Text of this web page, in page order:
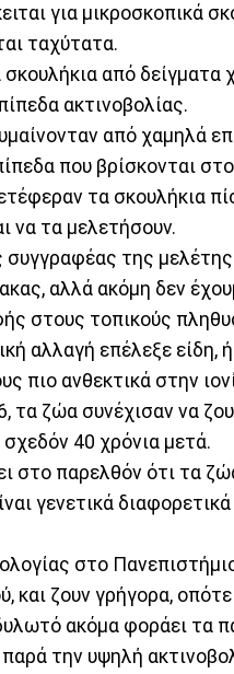
για μικροσκοπικά
ταχύτατα.
από
ακτινοβολίας.
από χαμηλά
που βρίσκονται
τα σκουλήκια
να τα μελετήσουν.
της
αλλά ακόμη δεν
στους τοπικούς
αλλαγή επέλεξε είδη,
πιο ανθεκτικά στην
ζώα συνέχισαν να
40 χρόνια μετά.
στο παρελθόν ότι τα
γενετικά
στο
και ζουν γρήγορα,
ακόμα φοράει τα
την υψηλή